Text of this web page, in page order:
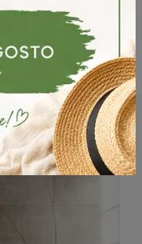
anche